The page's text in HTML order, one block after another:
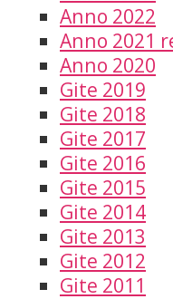
Anno 2022
Anno 2021
Anno 2020
Gite 2019
Gite 2018
Gite 2017
Gite 2016
Gite 2015
Gite 2014
Gite 2013
Gite 2012
Gite 2011